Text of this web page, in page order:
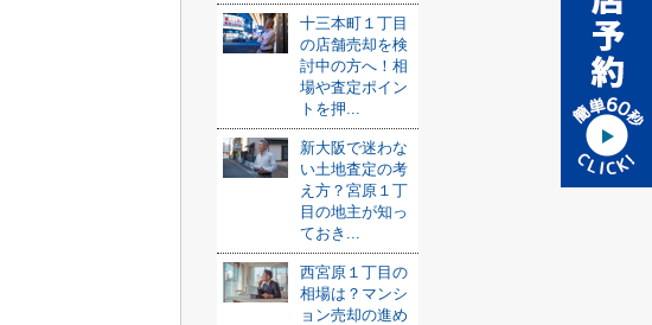
十三本町１丁目
の店舗売却を検
討中の方へ！相
場や査定ポイン
トを押...
新大阪で迷わな
い土地査定の考
え方？宮原１丁
目の地主が知っ
ておき...
西宮原１丁目の
相場は？マンシ
ョン売却の進め